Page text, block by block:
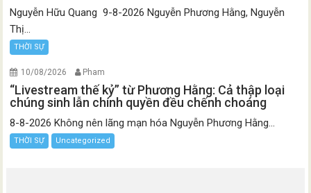
Nguyễn Hữu Quang 9-8-2026 Nguyễn Phương Hằng, Nguyễn
Thị...
THỜI SỰ
10/08/2026 Pham
“Livestream thế kỷ” từ Phương Hằng: Cả thập loại
chúng sinh lẫn chính quyền đều chếnh choáng
8-8-2026 Không nên lãng mạn hóa Nguyễn Phương Hằng...
THỜI SỰ Uncategorized